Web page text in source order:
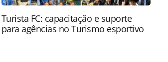
Turista FC: capacitação e suporte
para agências no Turismo esportivo